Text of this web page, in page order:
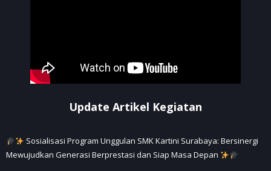
Update Artikel Kegiatan
Sosialisasi Program Unggulan SMK Kartini Surabaya: Bersinergi
Mewujudkan Generasi Berprestasi dan Siap Masa Depan